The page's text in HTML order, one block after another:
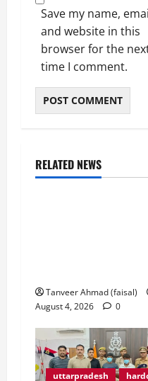
Save my name,
and website in this
browser for the
time I comment.
RELATED NEWS
uttarpradesh
Tanveer Ahmad (faisal)
August 4, 2026
0
uttarpradesh